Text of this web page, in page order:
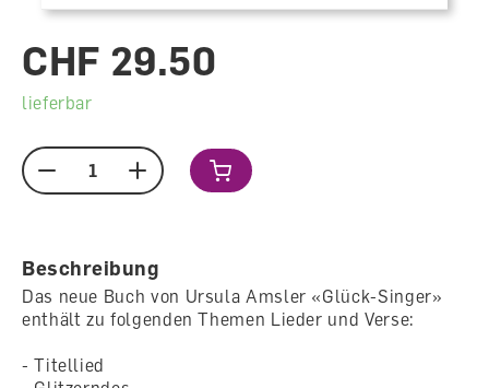
CHF 29.50
lieferbar
Menge
Beschreibung
Das neue Buch von Ursula Amsler «Glück-Singer»
enthält zu folgenden Themen Lieder und Verse:
- Titellied